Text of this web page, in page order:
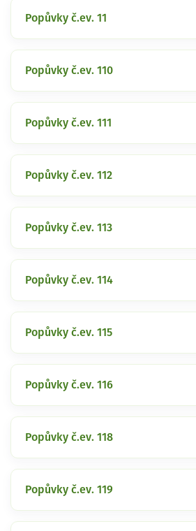
Popůvky č.ev. 11
Popůvky č.ev. 110
Popůvky č.ev. 111
Popůvky č.ev. 112
Popůvky č.ev. 113
Popůvky č.ev. 114
Popůvky č.ev. 115
Popůvky č.ev. 116
Popůvky č.ev. 118
Popůvky č.ev. 119